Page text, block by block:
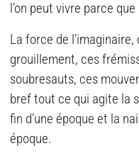
l’on peut vivre parce que
La force de
grouillement, ces
soubresauts, ces
bref tout ce qui agite la
fin d’une époque et la
époque.